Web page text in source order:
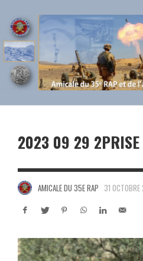
2023 09 29 2PRISE
AMICALE DU 35E RAP 31